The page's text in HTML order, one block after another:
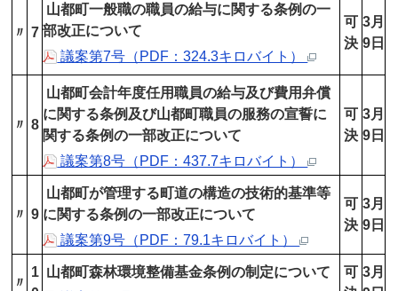
〃 7
山都町一般職の職員の給与に関する条例の一
部改正について
議案第7号（PDF：324.3キロバイト）
可
決
3月
9日
〃 8
山都町会計年度任用職員の給与及び費用弁償
に関する条例及び山都町職員の服務の宣誓に
関する条例の一部改正について
議案第8号（PDF：437.7キロバイト）
可
決
3月
9日
〃 9
山都町が管理する町道の構造の技術的基準等
に関する条例の一部改正について
議案第9号（PDF：79.1キロバイト）
可
決
3月
9日
〃
1 山都町森林環境整備基金条例の制定について
可 3月